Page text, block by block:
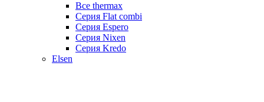
Все thermax
Серия Flat combi
Серия Espero
Серия Nixen
Серия Kredo
Elsen